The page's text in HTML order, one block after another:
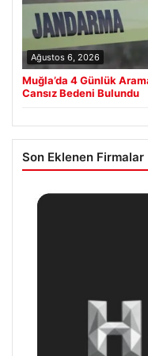
Ağustos 6, 2026
Muğla’da 4 Günlük
Cansız Bedeni Bulundu
Son Eklenen Firmalar